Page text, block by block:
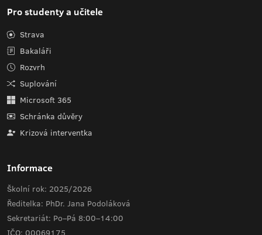
Pro studenty a učitele
Strava
Bakaláři
Rozvrh
Suplování
Microsoft 365
Schránka důvěry
Krizová interventka
Informace
Školní rok: 2025/2026
Ředitelka: PhDr. Jana Podoláková
Sekretariát: Po–Pá 8:00–14:00
IČO: 00069175